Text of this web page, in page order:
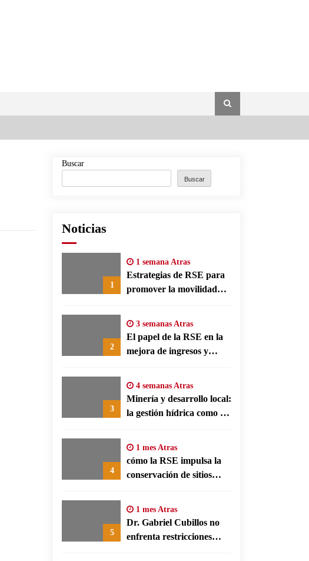
Buscar
Buscar
Noticias
1
1 semana Atras
Estrategias de RSE para
promover la movilidad
fabriles alemanes
2
3 semanas Atras
El papel de la RSE en la
mejora de ingresos y
3
4 semanas Atras
Minería y desarrollo local:
la gestión hídrica como eje
4
1 mes Atras
cómo la RSE impulsa la
conservación de sitios
5
1 mes Atras
Dr. Gabriel Cubillos no
enfrenta restricciones